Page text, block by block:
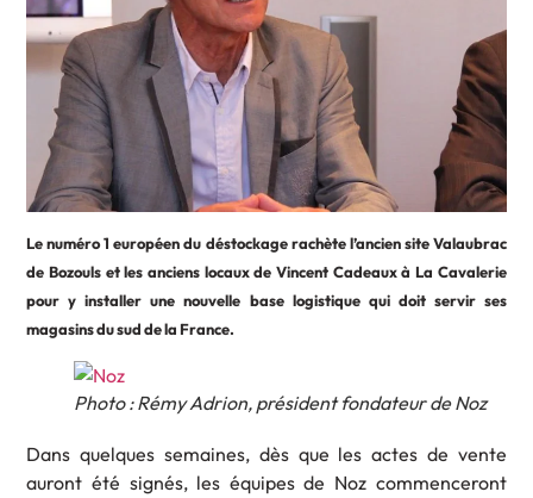
Le numéro 1 européen du déstockage rachète l’ancien site Valaubrac
de Bozouls et les anciens locaux de Vincent Cadeaux à La Cavalerie
pour y installer une nouvelle base logistique qui doit servir ses
magasins du sud de la France.
Photo : Rémy Adrion, président fondateur de Noz
Dans quelques semaines, dès que les actes de vente
auront été signés, les équipes de Noz commenceront